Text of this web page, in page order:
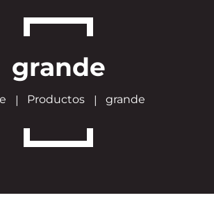
grande
Productos grande